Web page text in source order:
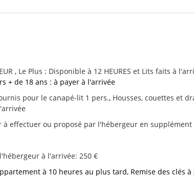
Le Plus : Disponible à 12 HEURES et Lits faits à
+ de 18 ans : à payer à l'arrivée
pour le canapé-lit 1 pers. Housses, couettes et
à effectuer ou proposé par l'hébergeur en supplément
à l'arrivée: 250 €
à 10 heures au plus tard Remise des clés